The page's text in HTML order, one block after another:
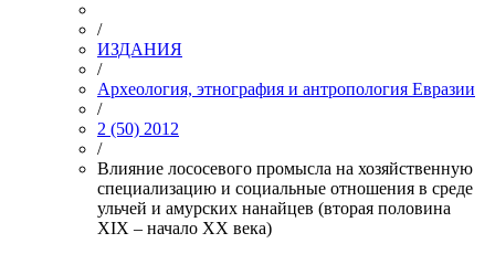
/
ИЗДАНИЯ
/
Археология, этнография и антропология Евразии
/
2 (50) 2012
/
Влияние лососевого промысла на хозяйственную
специализацию и социальные отношения в среде
ульчей и амурских нанайцев (вторая половина
XIX – начало XX века)